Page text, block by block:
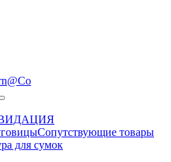
Сопутствующие товары
для сумок